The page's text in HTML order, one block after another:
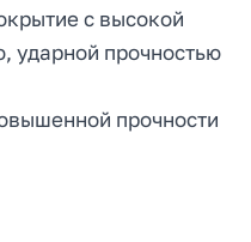
с высокой
ударной прочностью
прочности